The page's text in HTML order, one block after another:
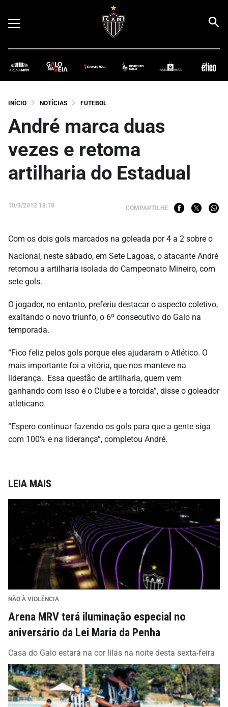
INÍCIO NOTÍCIAS FUTEBOL
André marca duas
vezes e retoma
artilharia do Estadual
10/3/2012 18:18 COMPARTILHE
Com os dois gols marcados na goleada por 4 a 2 sobre o
Nacional, neste sábado, em Sete Lagoas, o atacante André
retomou a artilharia isolada do Campeonato Mineiro, com
sete gols.
O jogador, no entanto, preferiu destacar o aspecto coletivo,
exaltando o novo triunfo, o 6º consecutivo do Galo na
temporada.
“Fico feliz pelos gols porque eles ajudaram o Atlético. O
mais importante foi a vitória, que nos manteve na
liderança. Essa questão de artilharia, quem vem
ganhando com isso é o Clube e a torcida”, disse o goleador
atleticano.
“Espero continuar fazendo os gols para que a gente siga
com 100% e na liderança”, completou André.
LEIA MAIS
NÃO À VIOLÊNCIA
Arena MRV terá iluminação especial no
aniversário da Lei Maria da Penha
Casa do Galo estará na cor lilás na noite desta sexta-feira